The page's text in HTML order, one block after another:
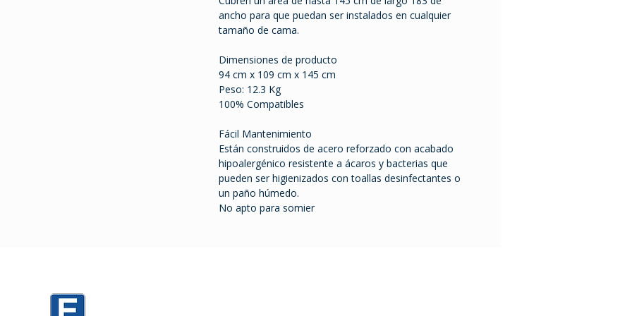
ancho para que puedan ser instalados en cualquier
tamaño de cama.
Dimensiones de producto
94 cm x 109 cm x 145 cm
Peso: 12.3 Kg
100% Compatibles
Fácil Mantenimiento
Están construidos de acero reforzado con acabado
hipoalergénico resistente a ácaros y bacterias que
pueden ser higienizados con toallas desinfectantes o
un paño húmedo.
No apto para somier